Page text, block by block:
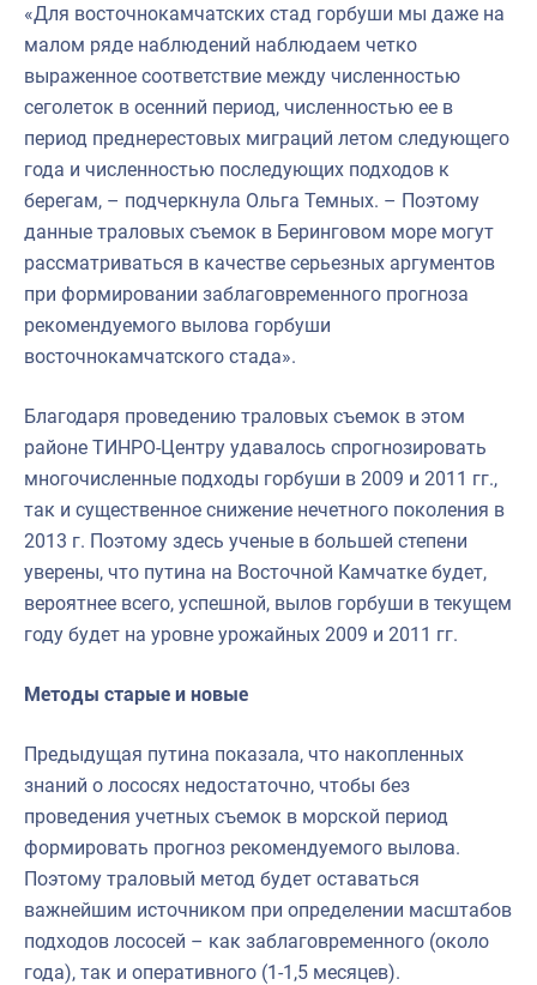
«Для восточнокамчатских стад горбуши мы даже на
малом ряде наблюдений наблюдаем четко
выраженное соответствие между численностью
сеголеток в осенний период, численностью ее в
период преднерестовых миграций летом следующего
года и численностью последующих подходов к
берегам, – подчеркнула Ольга Темных. – Поэтому
данные траловых съемок в Беринговом море могут
рассматриваться в качестве серьезных аргументов
при формировании заблаговременного прогноза
рекомендуемого вылова горбуши
восточнокамчатского стада».
Благодаря проведению траловых съемок в этом
районе ТИНРО-Центру удавалось спрогнозировать
многочисленные подходы горбуши в 2009 и 2011 гг.,
так и существенное снижение нечетного поколения в
2013 г. Поэтому здесь ученые в большей степени
уверены, что путина на Восточной Камчатке будет,
вероятнее всего, успешной, вылов горбуши в текущем
году будет на уровне урожайных 2009 и 2011 гг.
Методы старые и новые
Предыдущая путина показала, что накопленных
знаний о лососях недостаточно, чтобы без
проведения учетных съемок в морской период
формировать прогноз рекомендуемого вылова.
Поэтому траловый метод будет оставаться
важнейшим источником при определении масштабов
подходов лососей – как заблаговременного (около
года), так и оперативного (1-1,5 месяцев).